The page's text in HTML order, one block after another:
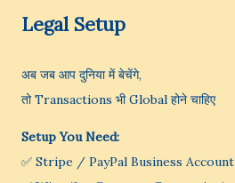
Legal Setup
अब जब आप दुनिया में बेचेंगे,
तो Transactions भी Global होने चाहिए
Setup You Need:
✅ Stripe / PayPal Business Account